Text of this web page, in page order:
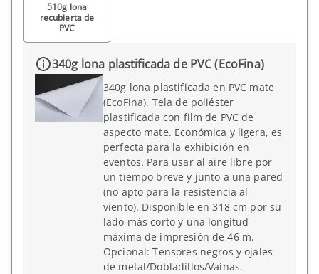
510g lona
recubierta de
PVC
340g lona plastificada de PVC (EcoFina)
340g lona plastificada en PVC mate
(EcoFina). Tela de poliéster
plastificada con film de PVC de
aspecto mate. Económica y ligera, es
perfecta para la exhibición en
eventos. Para usar al aire libre por
un tiempo breve y junto a una pared
(no apto para la resistencia al
viento). Disponible en 318 cm por su
lado más corto y una longitud
máxima de impresión de 46 m.
Opcional: Tensores negros y ojales
de metal/Dobladillos/Vainas.